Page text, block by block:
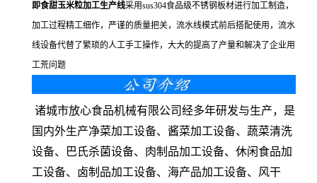
即食甜玉米粒加工生产线采用sus304食品级不锈钢板材进行加工制造，
加工过程精工细作，严谨的质量把关，流水线模式前后搭配使用，流水
线设备代替了繁琐的人工手工操作，大大的提高了产量和解决了企业用
工荒问题
诸城市放心食品机械有限公司经多年研发与生产，是
国内外生产净菜加工设备、酱菜加工设备、蔬菜清洗
设备、巴氏杀菌设备、肉制品加工设备、休闲食品加
工设备、卤制品加工设备、海产品加工设备、风干